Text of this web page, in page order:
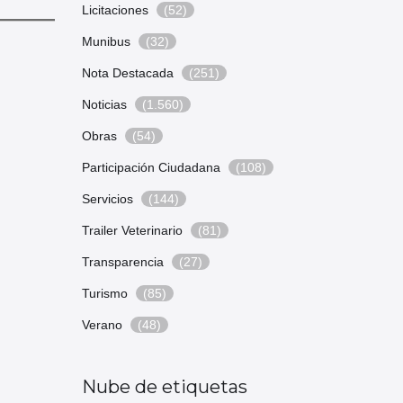
Licitaciones (52)
Munibus (32)
Nota Destacada (251)
Noticias (1.560)
Obras (54)
Participación Ciudadana (108)
Servicios (144)
Trailer Veterinario (81)
Transparencia (27)
Turismo (85)
Verano (48)
Nube de etiquetas